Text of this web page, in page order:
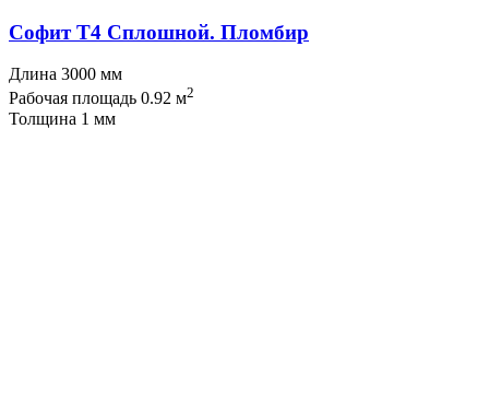
Софит T4 Сплошной. Пломбир
Длина 3000 мм
Рабочая площадь 0.92 м2
Толщина 1 мм